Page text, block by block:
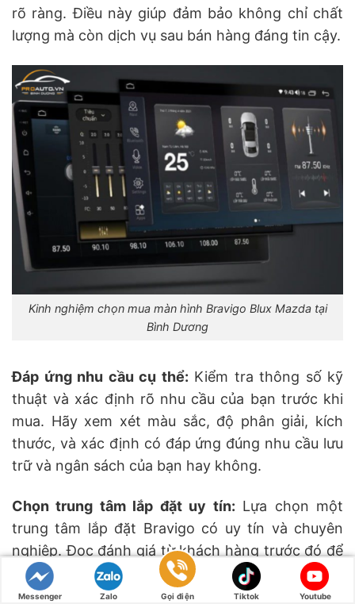
rõ ràng. Điều này giúp đảm bảo không chỉ chất
lượng mà còn dịch vụ sau bán hàng đáng tin cậy.
Kinh nghiệm chọn mua màn hình Bravigo Blux Mazda tại
Bình Dương
Đáp ứng nhu cầu cụ thể: Kiểm tra thông số kỹ
thuật và xác định rõ nhu cầu của bạn trước khi
mua. Hãy xem xét màu sắc, độ phân giải, kích
thước, và xác định có đáp ứng đúng nhu cầu lưu
trữ và ngân sách của bạn hay không.
Chọn trung tâm lắp đặt uy tín: Lựa chọn một
trung tâm lắp đặt Bravigo có uy tín và chuyên
nghiệp. Đọc đánh giá từ khách hàng trước đó để
đảm bảo rằng họ cung cấp dịch vụ sau bán hàng
tốt và hỗ trợ chu đáo.
Messenger Zalo Gọi điện Tiktok Youtube